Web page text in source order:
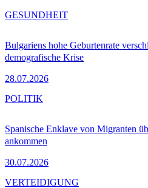
Bulgariens hohe Geburtenrate
demografische Krise
28.07.2026
GESUNDHEIT
Spanische Enklave von Migranten
ankommen
30.07.2026
POLITIK
VERTEIDIGUNG